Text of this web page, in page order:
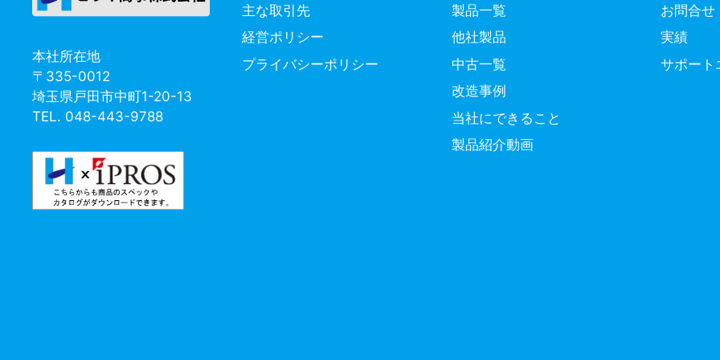
本社所在地
〒335-0012
埼玉県戸田市中町1-20-13
TEL. 048-443-9788
主な取引先
経営ポリシー
プライバシーポリシー
製品一覧
他社製品
中古一覧
改造事例
当社にできること
製品紹介動画
お問合せ
実績
サポート